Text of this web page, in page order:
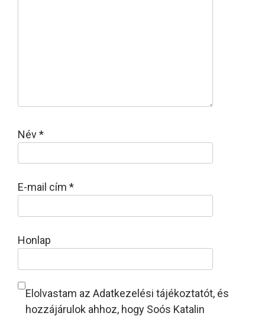
Név*
E-mail cím *
Honlap
Elolvastam az Adatkezelési tájékoztatót, és
hozzájárulok ahhoz, hogy Soós Katalin